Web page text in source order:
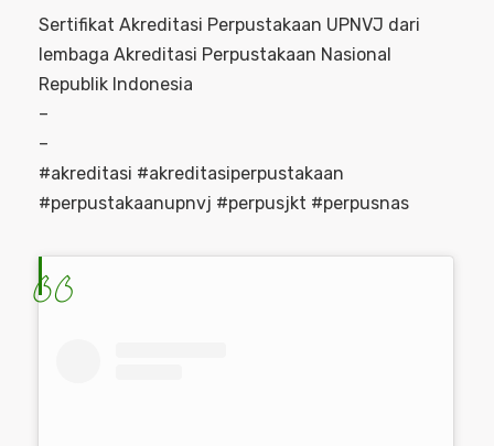
Sertifikat Akreditasi Perpustakaan UPNVJ dari
lembaga Akreditasi Perpustakaan Nasional
Republik Indonesia
–
–
#akreditasi #akreditasiperpustakaan
#perpustakaanupnvj #perpusjkt #perpusnas